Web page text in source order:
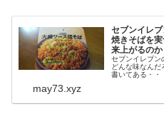
セブンイレ
焼きそばを
来上がるのか
セブンイレブン
どんな味なん
書いてある・・
may73.xyz